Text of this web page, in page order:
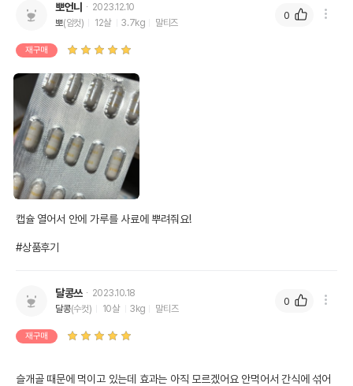
뽀언니
2023.12.10
뽀(암컷) 12살 3.7kg 말티즈
재구매
캡슐 열어서 안에 가루를 사료에 뿌려줘요!
#상품후기
0
달콩쓰
2023.10.18
달콩(수컷) 10살 3kg 말티즈
재구매
슬개골 때문에 먹이고 있는데 효과는 아직 모르겠어요 안먹어서 간식에 섞어
0